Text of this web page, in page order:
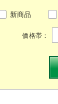
新商品
価格帯：